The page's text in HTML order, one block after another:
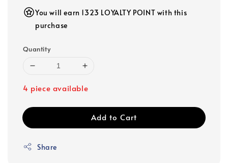
You will earn 1323 LOYALTY POINT with this
purchase
Quantity
4 piece available
Add to Cart
Share